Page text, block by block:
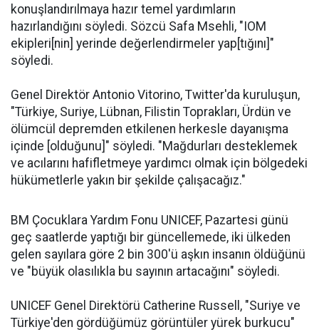
konuşlandırılmaya hazır temel yardımların
hazırlandığını söyledi. Sözcü Safa Msehli, "IOM
ekipleri[nin] yerinde değerlendirmeler yap[tığını]"
söyledi.
Genel Direktör Antonio Vitorino, Twitter'da kuruluşun,
"Türkiye, Suriye, Lübnan, Filistin Toprakları, Ürdün ve
ölümcül depremden etkilenen herkesle dayanışma
içinde [olduğunu]" söyledi. "Mağdurları desteklemek
ve acılarını hafifletmeye yardımcı olmak için bölgedeki
hükümetlerle yakın bir şekilde çalışacağız."
BM Çocuklara Yardım Fonu UNICEF, Pazartesi günü
geç saatlerde yaptığı bir güncellemede, iki ülkeden
gelen sayılara göre 2 bin 300'ü aşkın insanın öldüğünü
ve "büyük olasılıkla bu sayının artacağını" söyledi.
UNICEF Genel Direktörü Catherine Russell, "Suriye ve
Türkiye'den gördüğümüz görüntüler yürek burkucu"